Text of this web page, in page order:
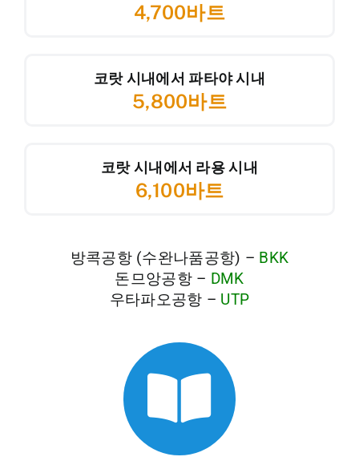
4,700바트
코랏 시내에서 파타야 시내
5,800바트
코랏 시내에서 라용 시내
6,100바트
방콕공항 (수완나품공항) – BKK
돈므앙공항 – DMK
우타파오공항 – UTP